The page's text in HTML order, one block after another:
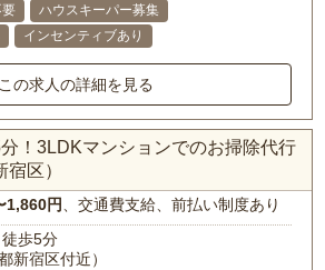
要
ハウスキーパー募集
インセンティブあり
この求人の詳細を見る
！3LDKマンションでのお掃除代行
区）
1,860円 、交通費支給、前払い制度あり
歩5分
新宿区付近）